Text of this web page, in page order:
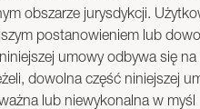
obszarze jurysdykcji.
postanowieniem lub
umowy odbywa się na
dowolna część niniejszej
lub niewykonalna w myśl